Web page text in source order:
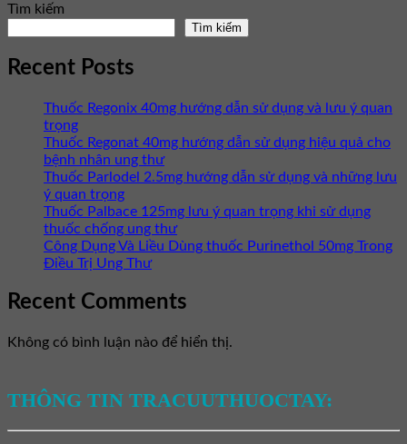
Tìm kiếm
Tìm kiếm
Recent Posts
Thuốc Regonix 40mg hướng dẫn sử dụng và lưu ý quan
trọng
Thuốc Regonat 40mg hướng dẫn sử dụng hiệu quả cho
bệnh nhân ung thư
Thuốc Parlodel 2.5mg hướng dẫn sử dụng và những lưu
ý quan trọng
Thuốc Palbace 125mg lưu ý quan trọng khi sử dụng
thuốc chống ung thư
Công Dụng Và Liều Dùng thuốc Purinethol 50mg Trong
Điều Trị Ung Thư
Recent Comments
Không có bình luận nào để hiển thị.
THÔNG TIN TRACUUTHUOCTAY: